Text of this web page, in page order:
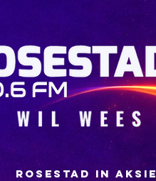
ROSESTAD IN AKSIE